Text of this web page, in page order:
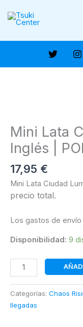
Mini Lata
Inglés |
17,95 €
Mini Lata Ciudad
precio total.
Los gastos de envío
Disponibilidad: 9
Mini
Lata
Ciudad
Luminalia
|
Categorías: Chaos
llegadas